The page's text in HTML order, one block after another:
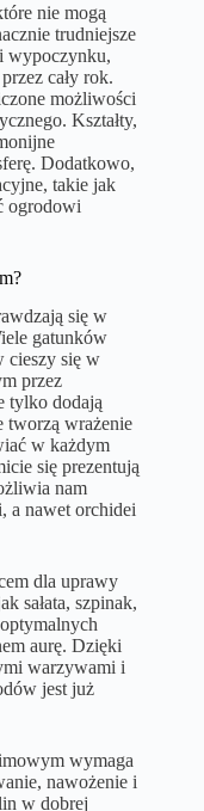
nie mogą
trudniejsze
wypoczynku,
cały rok.
możliwości
Kształty,
Dodatkowo,
takie jak
ogrodowi
się w
gatunków
cieszy się w
przez
tylko dodają
tworzą wrażenie
w każdym
się prezentują
nam
a nawet orchidei
dla uprawy
sałata, szpinak,
aurę. Dzięki
warzywami i
jest już
wymaga
nawożenie i
w dobrej